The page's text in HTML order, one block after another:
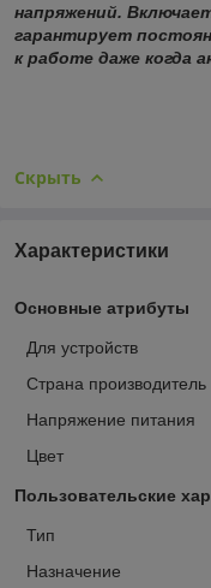
напряжений.
гарантирует
к работе даже когда
Скрыть
Характеристики
Основные атрибуты
Для устройств
Страна производитель
Напряжение питания
Цвет
Пользовательские
Тип
Назначение